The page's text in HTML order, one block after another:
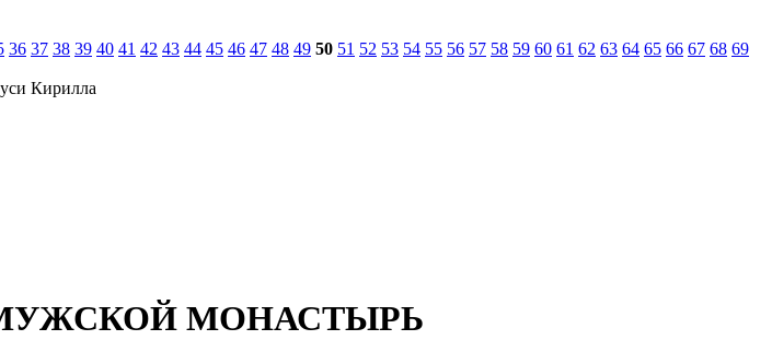
36 37 38 39 40 41 42 43 44 45 46 47 48 49 50 51 52 53 54 55 56 57 58 59 60 61 62 63 64 65 66 67 68 69
Кирилла
МОНАСТЫРЬ